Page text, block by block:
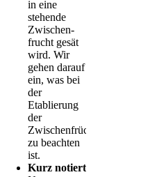
in eine
stehende
Zwischen-
frucht gesät
wird. Wir
gehen darauf
ein, was bei
der
Etablierung
der
Zwischenfrüchte
zu beachten
ist.
Kurz notiert